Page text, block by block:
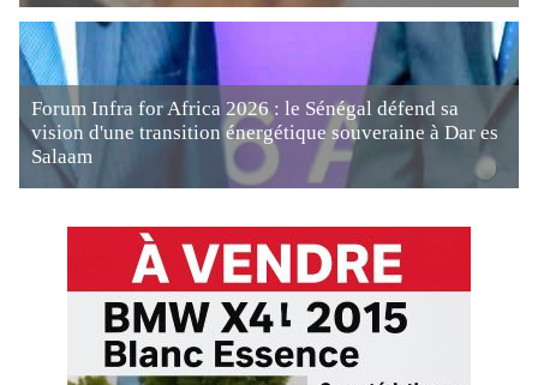
Forum Infra for Africa 2026 : le Sénégal défend sa
vision d'une transition énergétique souveraine à Dar es
Salaam